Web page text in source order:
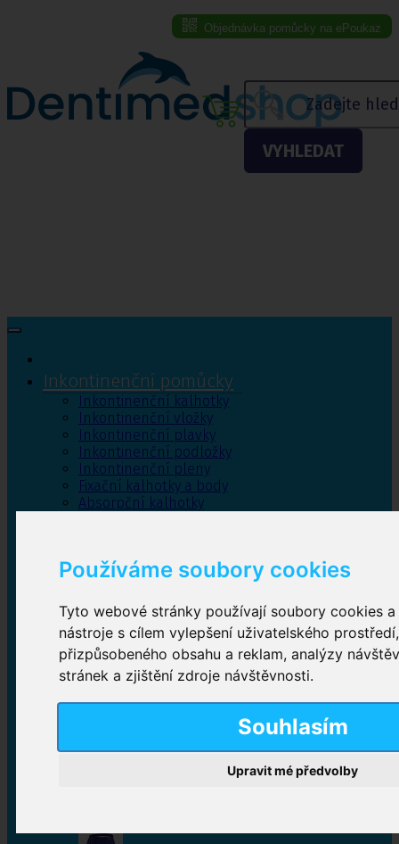
Používáme soubory cookies
Tyto webové stránky používají soubory cookies
nástroje s cílem vylepšení uživatelského
přizpůsobeného obsahu a reklam, analýzy
stránek a zjištění zdroje návštěvnosti.
Souhlasím
Upravit mé předvolby
Objednávka pomůcky na ePoukaz
VYHLEDAT
Inkontinenční pomůcky
Inkontinenční kalhotky
Inkontinenční vložky
Inkontinenční plavky
Inkontinenční podložky
Inkontinenční pleny
Fixační kalhotky a body
Absorpční kalhotky
Inkontinenční kalhotky
Plenkové kalhotky navlékací,Plenkové kalhotky
zalepovací,Inkontinenční kalhotky dámské
Inkontinenční vložky